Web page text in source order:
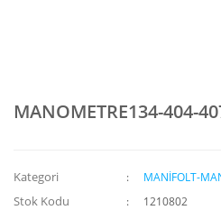
MANOMETRE134-404-
Kategori MANİFOLT-
Stok Kodu 1210802